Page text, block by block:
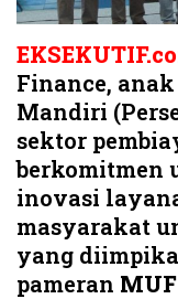
Finance,
Mandiri
sektor
berkomitmen
inovasi
masyarakat
yang
pameran MUF